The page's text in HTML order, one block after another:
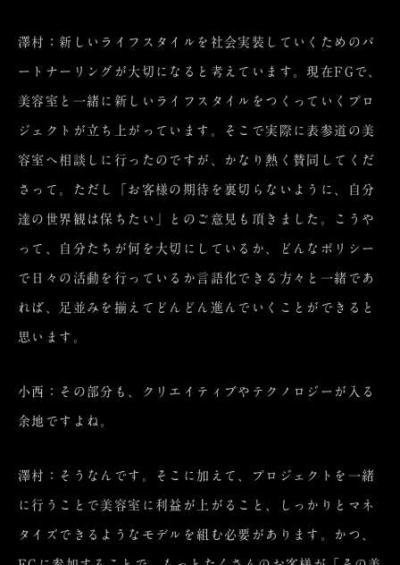
澤村：新しいライフスタイルを社会実装していくためのパ
ートナーリングが大切になると考えています。現在FGで、
美容室と一緒に新しいライフスタイルをつくっていくプロ
ジェクトが立ち上がっています。そこで実際に表参道の美
容室へ相談しに行ったのですが、かなり熱く賛同してくだ
さって。ただし「お客様の期待を裏切らないように、自分
達の世界観は保ちたい」とのご意見も頂きました。こうや
って、自分たちが何を大切にしているか、どんなポリシー
で日々の活動を行っているか言語化できる方々と一緒であ
れば、足並みを揃えてどんどん進んでいくことができると
思います。
小西：その部分も、クリエイティブやテクノロジーが入る
余地ですよね。
澤村：そうなんです。そこに加えて、プロジェクトを一緒
に行うことで美容室に利益が上がること、しっかりとマネ
タイズできるようなモデルを組む必要があります。かつ、